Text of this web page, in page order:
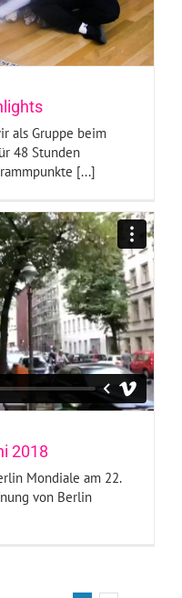
als Gruppe beim
48 Stunden
[...]
2018
Mondiale am 22.
von Berlin